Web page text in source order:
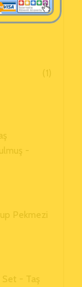
(1)
-
Pekmezi
- Taş